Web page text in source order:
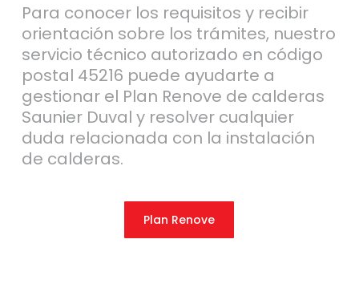
Para conocer los requisitos y recibir
orientación sobre los trámites, nuestro
servicio técnico autorizado en código
postal 45216 puede ayudarte a
gestionar el Plan Renove de calderas
Saunier Duval y resolver cualquier
duda relacionada con la instalación
de calderas.
Plan Renove